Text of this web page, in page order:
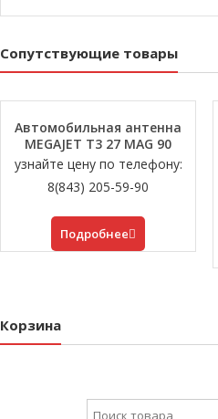
Сопутствующие товары
Автомобильная антенна
MEGAJET T3 27 MAG 90
узнайте цену по телефону:
8(843) 205-59-90
Подробнее
Корзина
Search for: